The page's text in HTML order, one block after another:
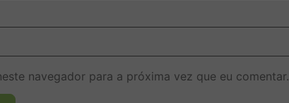
navegador para a próxima vez que eu comentar.